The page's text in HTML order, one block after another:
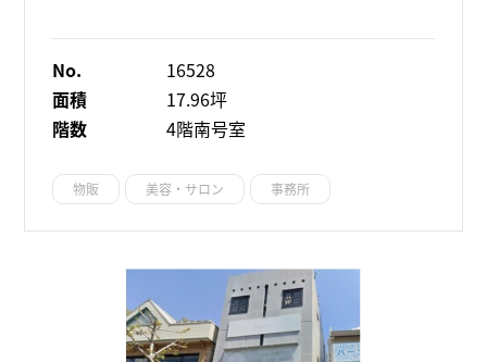
No.
16528
面積
17.96坪
階数
4階南号室
物販 美容・サロン 事務所